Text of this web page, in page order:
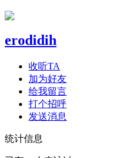
erodidih
收听TA
加为好友
给我留言
打个招呼
发送消息
统计信息